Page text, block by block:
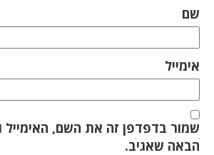
שם
אימייל
שמור בדפדפן זה את השם,
הבאה שאגיב.